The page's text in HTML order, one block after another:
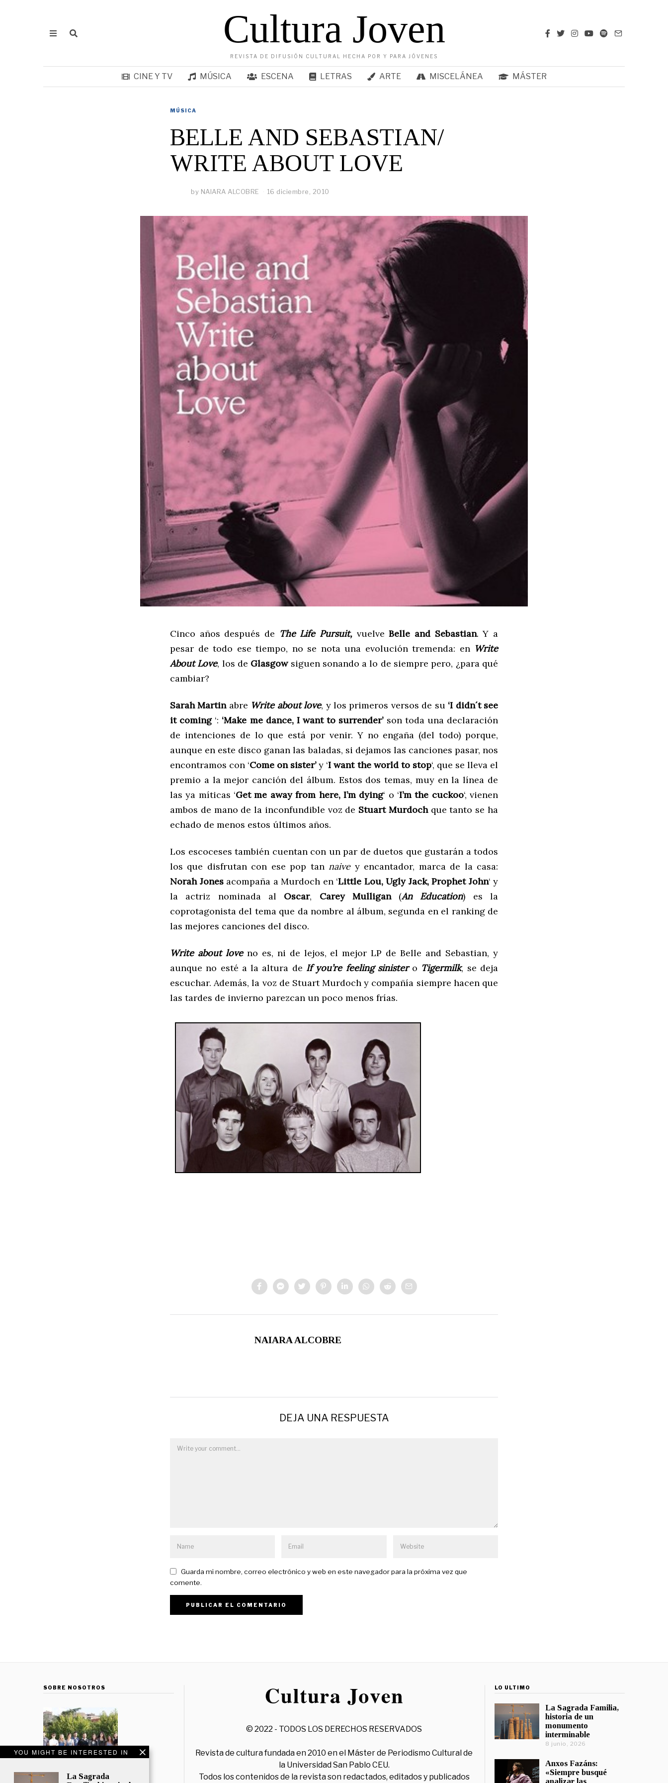
Cultura Joven
REVISTA DE DIFUSIÓN CULTURAL HECHA POR Y PARA JÓVENES
CINE Y TV MÚSICA ESCENA LETRAS ARTE MISCELÁNEA MÁSTER
MÚSICA
BELLE AND SEBASTIAN/
WRITE ABOUT LOVE
by NAIARA ALCOBRE 16 diciembre, 2010
Cinco años después de The Life Pursuit, vuelve Belle and Sebastian. Y a
pesar de todo ese tiempo, no se nota una evolución tremenda: en Write
About Love, los de Glasgowsiguen sonando a lo de siempre pero, ¿para qué
cambiar?
Sarah Martinabre Write about love, y los primeros versos de su ‘I didn´t see
it coming ‘: ‘Make me dance, I want to surrender’ son toda una declaración
de intenciones de lo que está por venir. Y no engaña (del todo) porque,
aunque en este disco ganan las baladas, si dejamos las canciones pasar, nos
encontramos con ‘Come on sister’y ‘I want the world to stop‘, que se lleva el
premio a la mejor canción del álbum. Estos dos temas, muy en la línea de
las ya míticas ‘Get me away from here, I’m dying‘ o ‘I’m the cuckoo‘, vienen
ambos de mano de la inconfundible voz de Stuart Murdochque tanto se ha
echado de menos estos últimos años.
Los escoceses también cuentan con un par de duetos que gustarán a todos
los que disfrutan con ese pop tan naivey encantador, marca de la casa:
Norah Jonesacompaña a Murdoch en ‘Little Lou, Ugly Jack, Prophet John‘ y
la actriz nominada al Oscar, Carey Mulligan(An Education) es la
coprotagonista del tema que da nombre al álbum, segunda en el ranking de
las mejores canciones del disco.
Write about loveno es, ni de lejos, el mejor LP de Belle and Sebastian, y
aunque no esté a la altura de If you’re feeling sinistero Tigermilk, se deja
escuchar. Además, la voz de Stuart Murdoch y compañía siempre hacen que
las tardes de invierno parezcan un poco menos frías.
NAIARA ALCOBRE
DEJA UNA RESPUESTA
Guarda mi nombre, correo electrónico y web en este navegador para la próxima vez que
comente.
YOU MIGHT BE INTERESTED IN
La Sagrada
SOBRE NOSOTROS
© 2022 - TODOS LOS DERECHOS RESERVADOS
Revista de cultura fundada en 2010 en el Máster de Periodismo Cultural de
la Universidad San Pablo CEU.
Todos los contenidos de la revista son redactados, editados y publicados
LO ÚLTIMO
La Sagrada Familia,
historia de un
monumento
interminable
8 junio, 2026
Anxos Fazáns:
«Siempre busqué